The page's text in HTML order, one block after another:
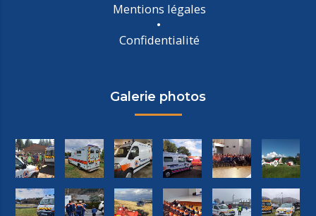
Mentions légales
Confidentialité
Galerie photos